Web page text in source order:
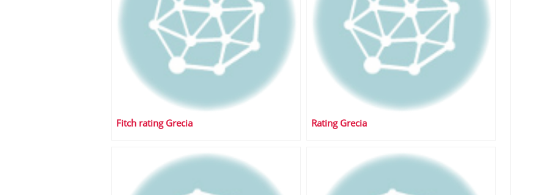
Fitch rating Grecia Rating Grecia